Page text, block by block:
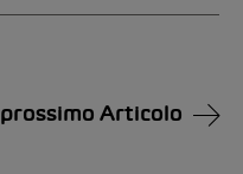
prossimo Articolo